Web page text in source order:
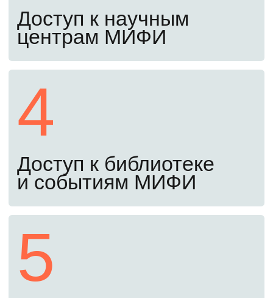
Пройдите вступительные
испытания
Заключите договор и оплатите
обучение
Сдайте письменный экзамен, ответив
и предоставьте мотивационное письмо.
Экзамены проходят полностью
Оставьте заявку сейчас, чтобы получить
примеры заданий прошлых лет. С ними
вы заранее узнаете структуру экзамена
Убедитесь, что вы в конкурсных списках,
подпишите договор и оплатите обучение
До 26 августа